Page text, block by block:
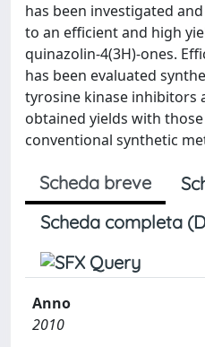
has been investigated
to an efficient and high
quinazolin-4(3H)-ones.
has been evaluated
tyrosine kinase inhibitors
obtained yields with
conventional synthetic
Scheda breve
Scheda completa
Anno
2010